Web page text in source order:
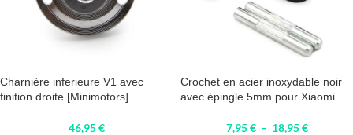
Charnière inferieure V1 avec
finition droite [Minimotors]
46,95€
Crochet en acier inoxydable noir
avec épingle 5mm pour Xiaomi
7,95€ – 18,95€